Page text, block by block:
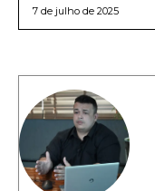
7 de julho de 2025